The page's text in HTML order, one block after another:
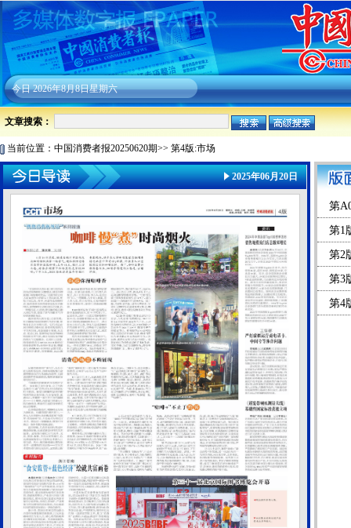
今日2026年8月8日星期六
文章搜索：
当前位置： 中国消费者报20250620期>> 第4版:市场
2025年06月20日
第
第1
第2
第3
第4